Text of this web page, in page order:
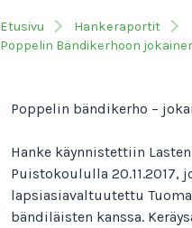
Etusivu
Hankeraportit
Poppelin Bändikerhoon
Poppelin bändikerho –
Hanke käynnistettiin
Puistokoululla 20.11.2017,
lapsiasiavaltuutettu
bändiläisten kanssa.